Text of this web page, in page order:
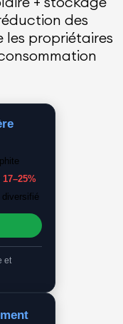
des
propriétaires
et